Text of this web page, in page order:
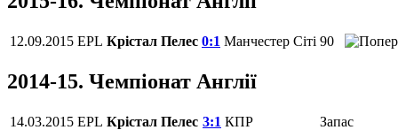
12.09.2015 EPL Крістал Пелес 0:1 Манчестер Сіті 90
2014-15. Чемпіонат Англії
14.03.2015 EPL Крістал Пелес 3:1 КПР
Запас